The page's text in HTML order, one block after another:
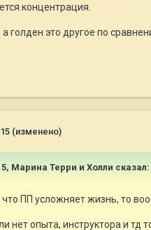
концентрация.
голден это другое по
(изменено)
Марина Терри и Холли сказал:
что ПП усложняет жизнь, то
нет опыта, инструктора и тд